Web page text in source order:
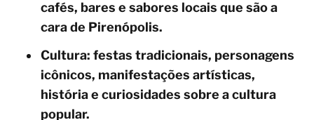
cafés, bares e sabores locais que são a
cara de Pirenópolis.
Cultura: festas tradicionais, personagens
icônicos, manifestações artísticas,
história e curiosidades sobre a cultura
popular.